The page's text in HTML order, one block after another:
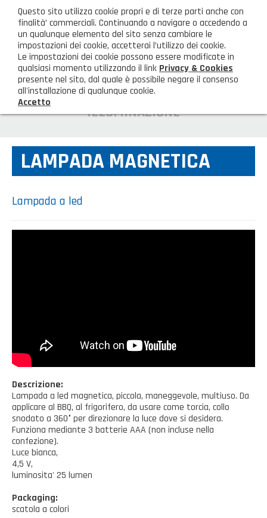
AREA CLIENTI
HOME
Chi siamo
GAMMA PRODOTTI
Giardinaggio e Ferramenta
Gazebo
PRODOTTI NOVITÀ
CATALOGHI
ILLUMINAZIONE
LAMPADA MAGNETICA
Lampada a led
Descrizione:
Lampada a led magnetica, piccola, maneggevole, multiuso. Da
applicare al BBQ, al frigorifero, da usare come torcia, collo
snodato a 360° per direzionare la luce dove si desidera.
Funziona mediante 3 batterie AAA (non incluse nella
confezione).
Luce bianca,
4,5 V,
luminosita' 25 lumen
Packaging:
scatola a colori
Questo sito utilizza cookie propri e di terze parti anche con
finalità’ commerciali. Continuando a navigare o accedendo a
un qualunque elemento del sito senza cambiare le
impostazioni dei cookie, accetterai l’utilizzo dei cookie.
Le impostazioni dei cookie possono essere modificate in
qualsiasi momento utilizzando il link Privacy & Cookies
presente nel sito, dal quale è possibile negare il consenso
all'installazione di qualunque cookie.
Accetto